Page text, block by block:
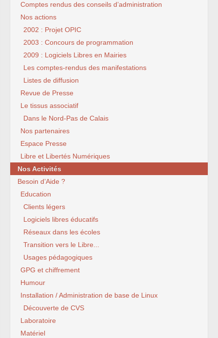
Comptes rendus des conseils d’administration
Nos actions
2002 : Projet OPIC
2003 : Concours de programmation
2009 : Logiciels Libres en Mairies
Les comptes-rendus des manifestations
Listes de diffusion
Revue de Presse
Le tissus associatif
Dans le Nord-Pas de Calais
Nos partenaires
Espace Presse
Libre et Libertés Numériques
Nos Activités
Besoin d’Aide ?
Education
Clients légers
Logiciels libres éducatifs
Réseaux dans les écoles
Transition vers le Libre...
Usages pédagogiques
GPG et chiffrement
Humour
Installation / Administration de base de Linux
Découverte de CVS
Laboratoire
Matériel